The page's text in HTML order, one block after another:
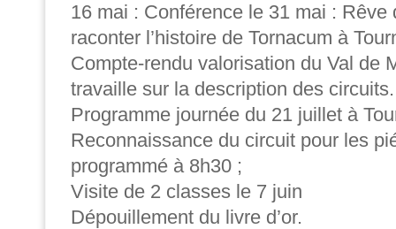
16 mai : Conférence le 31 mai : Rêve
raconter l’histoire de Tornacum à
Compte-rendu valorisation du Val de
travaille sur la description des circuits.
Programme journée du 21 juillet à
Reconnaissance du circuit pour les
programmé à 8h30 ;
Visite de 2 classes le 7 juin
Dépouillement du livre d’or.